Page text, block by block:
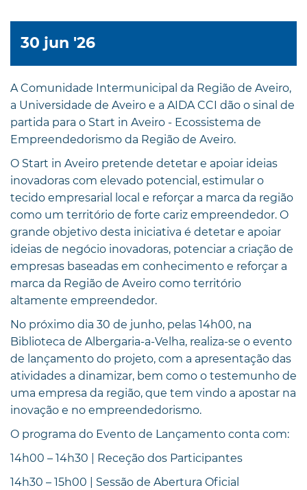
30 jun '26
A Comunidade Intermunicipal da Região de Aveiro,
a Universidade de Aveiro e a AIDA CCI dão o sinal de
partida para o Start in Aveiro - Ecossistema de
Empreendedorismo da Região de Aveiro.
O Start in Aveiro pretende detetar e apoiar ideias
inovadoras com elevado potencial, estimular o
tecido empresarial local e reforçar a marca da região
como um território de forte cariz empreendedor. O
grande objetivo desta iniciativa é detetar e apoiar
ideias de negócio inovadoras, potenciar a criação de
empresas baseadas em conhecimento e reforçar a
marca da Região de Aveiro como território
altamente empreendedor.
No próximo dia 30 de junho, pelas 14h00, na
Biblioteca de Albergaria-a-Velha, realiza-se o evento
de lançamento do projeto, com a apresentação das
atividades a dinamizar, bem como o testemunho de
uma empresa da região, que tem vindo a apostar na
inovação e no empreendedorismo.
O programa do Evento de Lançamento conta com:
14h00 – 14h30 | Receção dos Participantes
14h30 – 15h00 | Sessão de Abertura Oficial